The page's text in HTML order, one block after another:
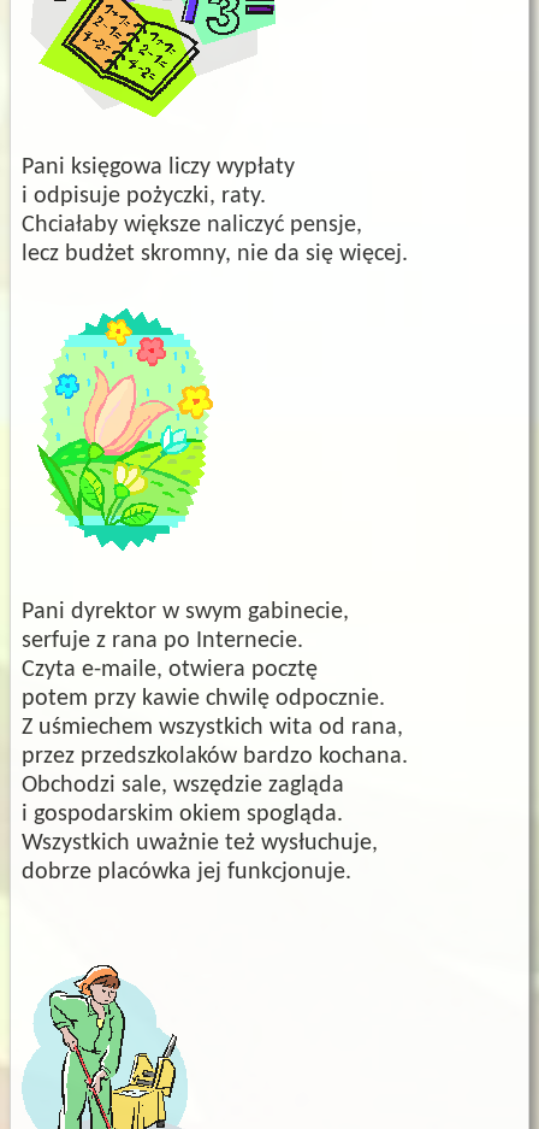
Pani księgowa liczy wypłaty
i odpisuje pożyczki, raty.
Chciałaby większe naliczyć pensje,
lecz budżet skromny, nie da się więcej.
Pani dyrektor w swym gabinecie,
serfuje z rana po Internecie.
Czyta e-maile, otwiera pocztę
potem przy kawie chwilę odpocznie.
Z uśmiechem wszystkich wita od rana,
przez przedszkolaków bardzo kochana.
Obchodzi sale, wszędzie zagląda
i gospodarskim okiem spogląda.
Wszystkich uważnie też wysłuchuje,
dobrze placówka jej funkcjonuje.